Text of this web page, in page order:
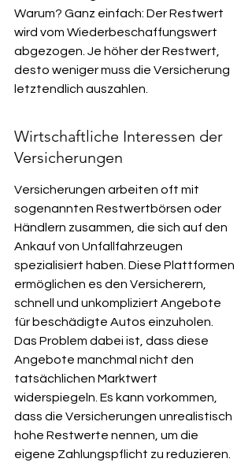
Warum? Ganz einfach: Der Restwert
wird vom Wiederbeschaffungswert
abgezogen. Je höher der Restwert,
desto weniger muss die Versicherung
letztendlich auszahlen.
Wirtschaftliche Interessen der
Versicherungen
Versicherungen arbeiten oft mit
sogenannten Restwertbörsen oder
Händlern zusammen, die sich auf den
Ankauf von Unfallfahrzeugen
spezialisiert haben. Diese Plattformen
ermöglichen es den Versicherern,
schnell und unkompliziert Angebote
für beschädigte Autos einzuholen.
Das Problem dabei ist, dass diese
Angebote manchmal nicht den
tatsächlichen Marktwert
widerspiegeln. Es kann vorkommen,
dass die Versicherungen unrealistisch
hohe Restwerte nennen, um die
eigene Zahlungspflicht zu reduzieren.